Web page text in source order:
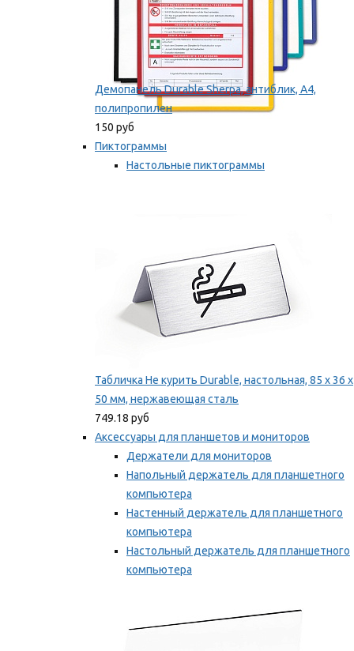
Демопанель Durable Sherpa, антиблик, А4,
полипропилен
150 руб
Пиктограммы
Настольные пиктограммы
Табличка Не курить Durable, настольная, 85 x 36 x
50 мм, нержавеющая сталь
749.18 руб
Аксессуары для планшетов и мониторов
Держатели для мониторов
Напольный держатель для планшетного
компьютера
Настенный держатель для планшетного
компьютера
Настольный держатель для планшетного
компьютера